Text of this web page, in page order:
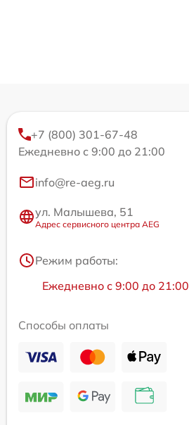
+7 (800) 301-67-48
Ежедневно с 9:00 до 21:00
info@re-aeg.ru
ул. Малышева, 51
Адрес сервисного центра AEG
Режим работы:
Ежедневно с 9:00 до 21:00
Способы оплаты